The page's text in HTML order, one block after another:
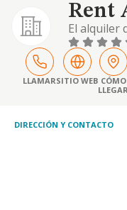
Rent
El alquiler
cuenta
servicios
parques y
hogar y
LLAMARSITIO WEB CÓMO
DIRECCIÓN Y CONTACTO